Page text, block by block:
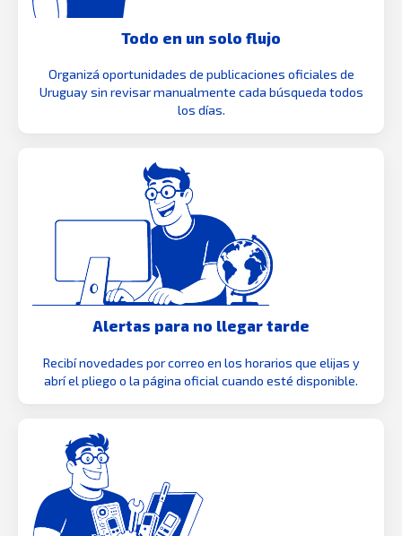
Todo en un solo flujo
Organizá oportunidades de publicaciones oficiales de
Uruguay sin revisar manualmente cada búsqueda todos
los días.
Alertas para no llegar tarde
Recibí novedades por correo en los horarios que elijas y
abrí el pliego o la página oficial cuando esté disponible.